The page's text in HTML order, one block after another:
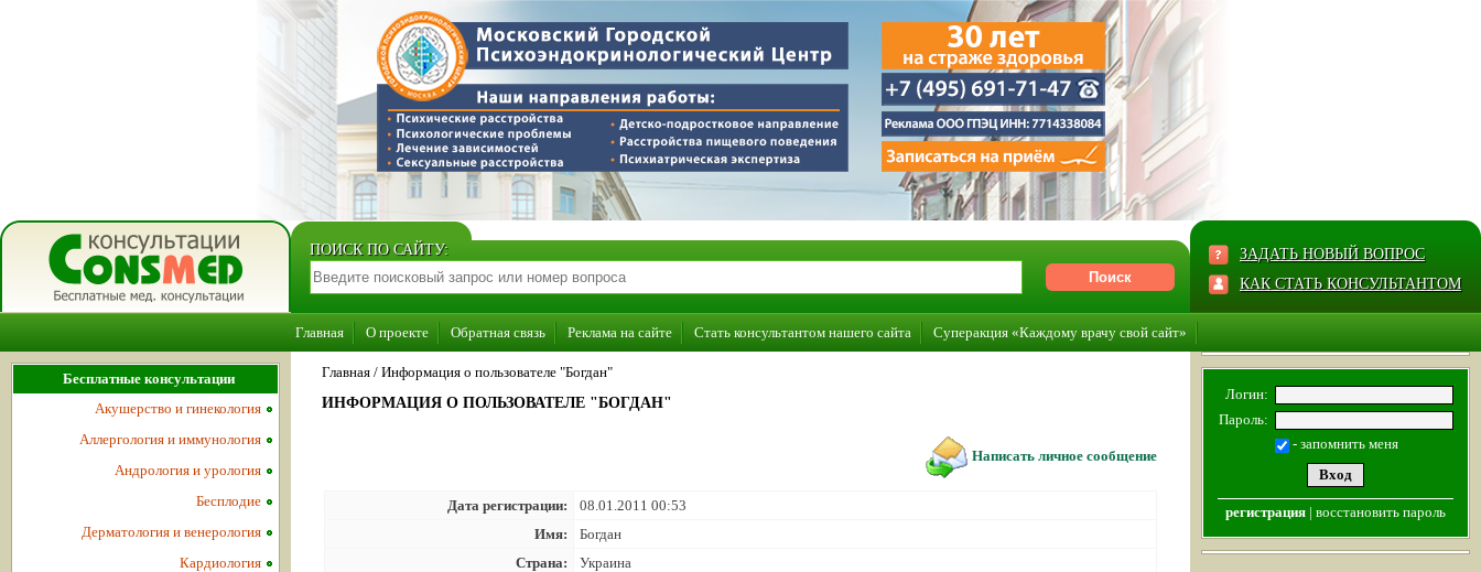
ПОИСК ПО САЙТУ:
ЗАДАТЬ НОВЫЙ ВОПРОС
КАК СТАТЬ КОНСУЛЬТАНТОМ
Главная О проекте Обратная связь Реклама на сайте Стать консультантом нашего сайта Суперакция «Каждому врачу свой сайт»
Главная / Информация о пользователе "Богдан"
ИНФОРМАЦИЯ О ПОЛЬЗОВАТЕЛЕ "БОГДАН"
Написать личное сообщение
Дата регистрации:
08.01.2011 00:53
Имя:
Богдан
Страна:
Украина
Бесплатные консультации
Акушерство и гинекология
Аллергология и иммунология
Андрология и урология
Бесплодие
Дерматология и венерология
Кардиология
Логин:
Пароль:
- запомнить меня
регистрация | восстановить пароль